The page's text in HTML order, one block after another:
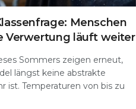
Menschen
Verwertung läuft weiter
Sommers zeigen erneut,
längst keine abstrakte
ist. Temperaturen von bis zu